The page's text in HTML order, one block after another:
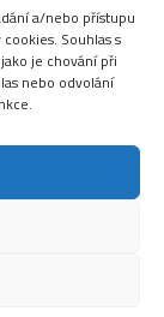
a/nebo přístupu
Souhlas s
je chování při
nebo odvolání
komentářů
lokalizace